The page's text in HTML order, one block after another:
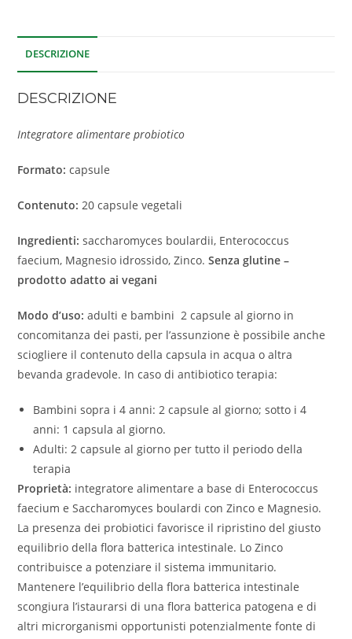
DESCRIZIONE
DESCRIZIONE
Integratore alimentare probiotico
Formato: capsule
Contenuto: 20 capsule vegetali
Ingredienti:saccharomyces boulardii, Enterococcus
faecium, Magnesio idrossido, Zinco.Senza glutine –
prodotto adatto ai vegani
Modo d’uso:adulti e bambini 2 capsule al giorno in
concomitanza dei pasti, per l’assunzione è possibile anche
sciogliere il contenuto della capsula in acqua o altra
bevanda gradevole. In caso di antibiotico terapia:
Bambini sopra i 4 anni: 2 capsule al giorno; sotto i 4
anni: 1 capsula al giorno.
Adulti: 2 capsule al giorno per tutto il periodo della
terapia
Proprietà: integratore alimentare a base di Enterococcus
faecium e Saccharomyces boulardi con Zinco e Magnesio.
La presenza dei probiotici favorisce il ripristino del giusto
equilibrio della flora batterica intestinale. Lo Zinco
contribuisce a potenziare il sistema immunitario.
Mantenere l’equilibrio della flora batterica intestinale
scongiura l’istaurarsi di una flora batterica patogena e di
altri microrganismi opportunisti potenzialmente fonte di